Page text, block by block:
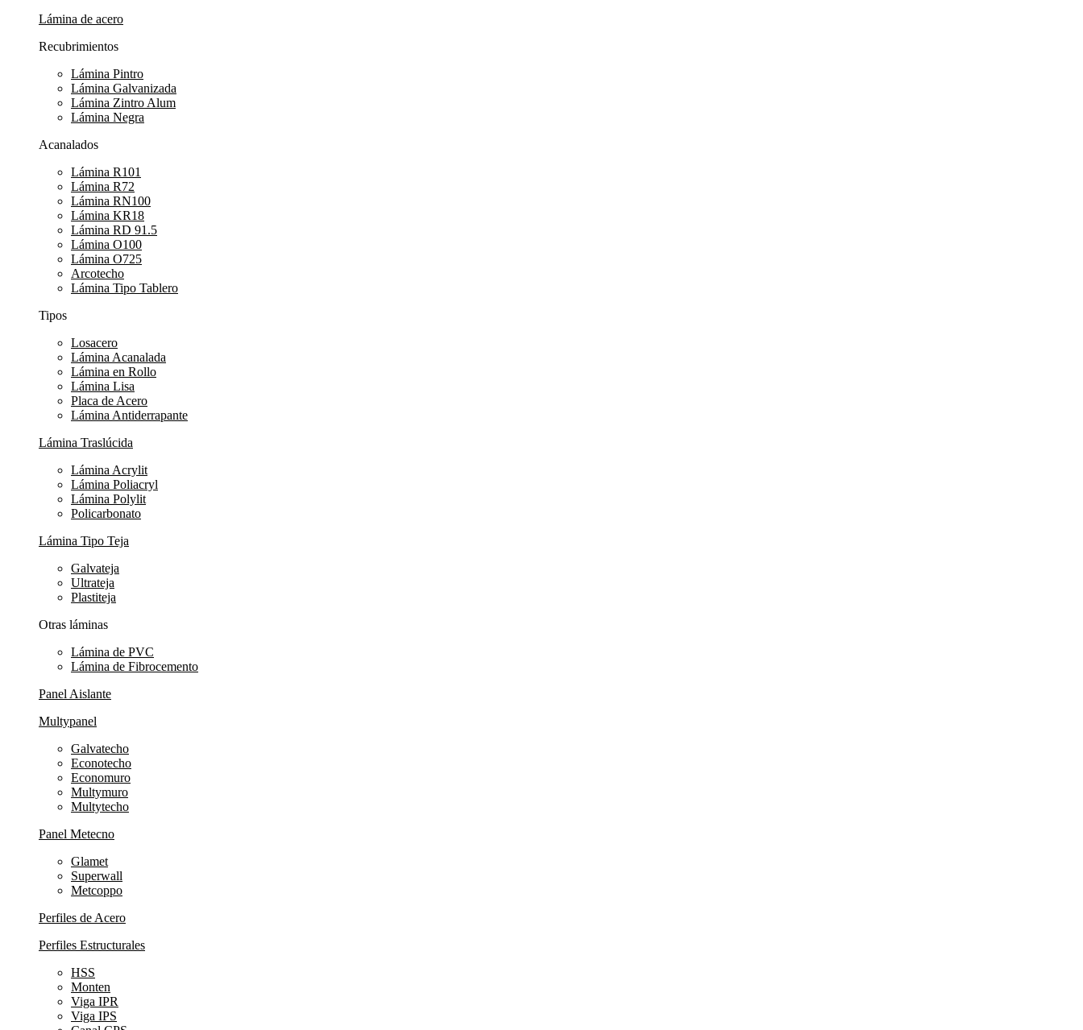
Lámina de acero
Recubrimientos
Lámina Pintro
Lámina Galvanizada
Lámina Zintro Alum
Lámina Negra
Acanalados
Lámina R101
Lámina R72
Lámina RN100
Lámina KR18
Lámina RD 91.5
Lámina O100
Lámina O725
Arcotecho
Lámina Tipo Tablero
Tipos
Losacero
Lámina Acanalada
Lámina en Rollo
Lámina Lisa
Placa de Acero
Lámina Antiderrapante
Lámina Traslúcida
Lámina Acrylit
Lámina Poliacryl
Lámina Polylit
Policarbonato
Lámina Tipo Teja
Galvateja
Ultrateja
Plastiteja
Otras láminas
Lámina de PVC
Lámina de Fibrocemento
Panel Aislante
Multypanel
Galvatecho
Econotecho
Economuro
Multymuro
Multytecho
Panel Metecno
Glamet
Superwall
Metcoppo
Perfiles de Acero
Perfiles Estructurales
HSS
Monten
Viga IPR
Viga IPS